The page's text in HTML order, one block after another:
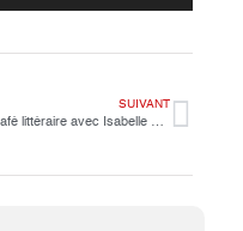
SUIVANT
Le café littéraire avec Isabelle Rochet.